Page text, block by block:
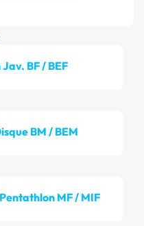
BF / BEF
BM / BEM
MF / MIF